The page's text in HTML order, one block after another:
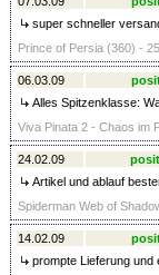
super schneller
Prince of Persia (360) -
06.03.09
Alles Spitzenklasse:
Viva Pinata 2 - Chaos im
24.02.09
Artikel und ablauf
Spiderman Web of
14.02.09
prompte Lieferung und